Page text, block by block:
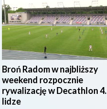
2026-08-07
Broń Radom w najbliższy
weekend rozpocznie
rywalizację w Decathlon 4.
lidze